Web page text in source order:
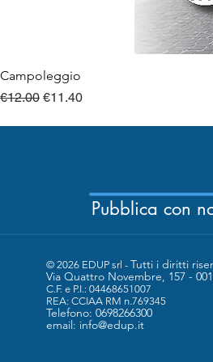
Campoleggio
Regular Price
€12.00 Sale Price
€11.40
Pubblica con
© 2026 EDUP srl -Tutti i diritti
Via Quattro Novembre, 157 -
C.F. e P.I.: 04468651007
​REA: CCIAA RM n.769345
Telefono: 0698266300
email: info@edup.it